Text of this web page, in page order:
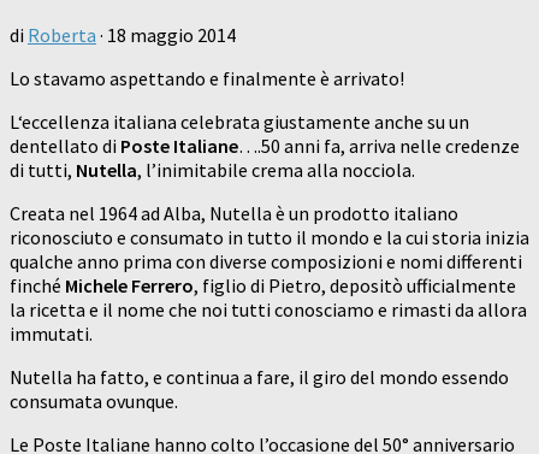
di Roberta · 18 maggio 2014
Lo stavamo aspettando e finalmente è arrivato!
L‘eccellenza italiana celebrata giustamente anche su un
dentellato di Poste Italiane….50 anni fa, arriva nelle credenze
di tutti, Nutella, l’inimitabile crema alla nocciola.
Creata nel 1964 ad Alba, Nutella è un prodotto italiano
riconosciuto e consumato in tutto il mondo e la cui storia inizia
qualche anno prima con diverse composizioni e nomi differenti
finché Michele Ferrero, figlio di Pietro, depositò ufficialmente
la ricetta e il nome che noi tutti conosciamo e rimasti da allora
immutati.
Nutella ha fatto, e continua a fare, il giro del mondo essendo
consumata ovunque.
Le Poste Italiane hanno colto l’occasione del 50° anniversario